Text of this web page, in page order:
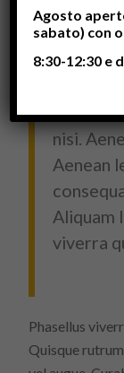
justo.
Nullam
dapibus.
nisi.
Aenean
Aliquam
viverra
Phasellus
Quisque
Agosto
sabato) con
8:30-12:30 e